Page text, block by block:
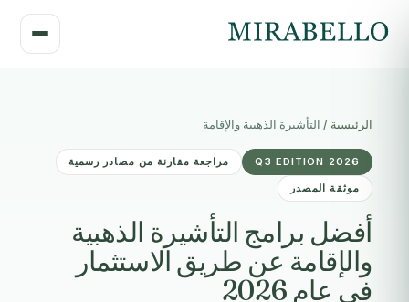
الرئيسية / التأشيرة الذهبية والإقامة
2026 Q3 EDITION مراجعة مقارنة من مصادر رسمية
موثقة المصدر
أفضل برامج التأشيرة الذهبية
والإقامة عن طريق الاستثمار
في عام 2026